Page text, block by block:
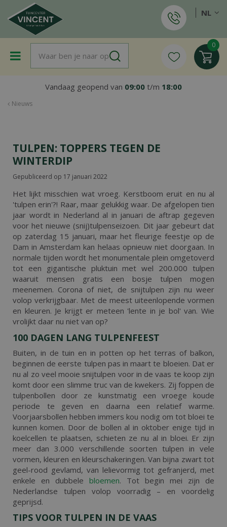
a
Nieuws
Vandaag geopend van 09:00 t/m 18:00
NL
TULPEN: TOPPERS TEGEN DE
WINTERDIP
Gepubliceerd op 17 januari 2022
Het lijkt misschien wat vroeg. Kerstboom eruit en nu al
'tulpen erin'?! Raar, maar gelukkig waar. De afgelopen tien
jaar wordt in Nederland al in januari de aftrap gegeven
voor het nieuwe (snij)tulpenseizoen. Dit jaar gebeurt dat
op zaterdag 15 januari, maar het fleurige feestje op de
Dam in Amsterdam kan helaas opnieuw niet doorgaan. In
normale tijden wordt het monumentale plein omgetoverd
tot een gigantische pluktuin met wel 200.000 tulpen
waaruit mensen gratis een bosje tulpen mogen
meenemen. Corona of niet, de snijtulpen zijn nu weer
volop verkrijgbaar. Met de meest uiteenlopende vormen
en kleuren. Je krijgt er meteen 'lente in je bol' van. Wie
vrolijkt daar nu niet van op?
100 DAGEN LANG TULPENFEEST
Buiten, in de tuin en in potten op het terras of balkon,
beginnen de eerste tulpen pas in maart te bloeien. Dat er
nu al zo veel mooie snijtulpen voor in de vaas te koop zijn
komt door een slimme truc van de kwekers. Zij foppen de
tulpenbollen door ze kunstmatig een vroege koude
periode te geven en daarna een relatief warme.
Voorjaarsbollen hebben immers kou nodig om tot bloei te
kunnen komen. Door de bollen al in oktober enige tijd in
koelcellen te plaatsen, schieten ze nu al in bloei. Er zijn
meer dan 3.000 verschillende soorten tulpen in vele
vormen, kleuren en kleurschakeringen. Van bijna zwart tot
geel-rood gevlamd, van lelievormig tot gefranjerd, met
enkele en dubbele bloemen. Tot begin mei zijn de
Nederlandse tulpen volop voorradig – en voordelig
geprijsd.
TIPS VOOR TULPEN IN DE VAAS